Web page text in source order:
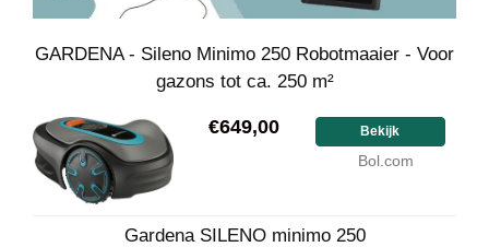
GARDENA - Sileno Minimo 250 Robotmaaier - Voor
gazons tot ca. 250 m²
€649,00 Bekijk
Bol.com
Gardena SILENO minimo 250